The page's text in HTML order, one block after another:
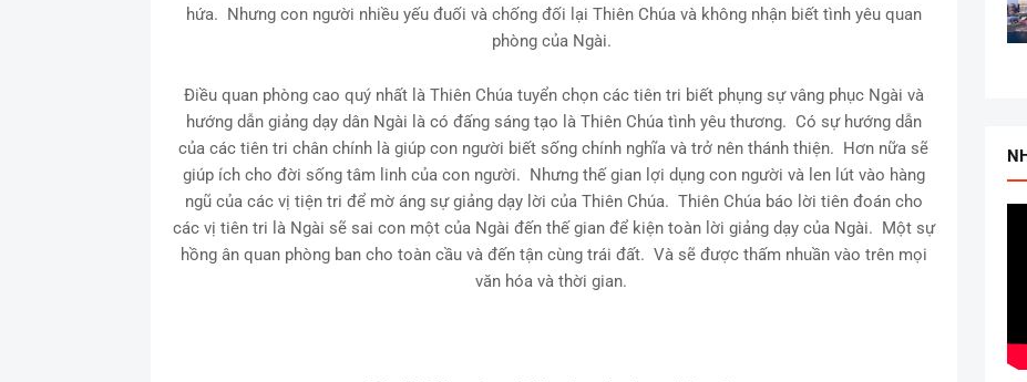
hứa. Nhưng con người nhiều yếu đuối và chống đối lại Thiên Chúa và không nhận biết tình yêu quan
phòng của Ngài.
Điều quan phòng cao quý nhất là Thiên Chúa tuyển chọn các tiên tri biết phụng sự vâng phục Ngài và
hướng dẫn giảng dạy dân Ngài là có đấng sáng tạo là Thiên Chúa tình yêu thương. Có sự hướng dẫn
của các tiên tri chân chính là giúp con người biết sống chính nghĩa và trở nên thánh thiện. Hơn nữa sẽ
giúp ích cho đời sống tâm linh của con người. Nhưng thế gian lợi dụng con người và len lút vào hàng
ngũ của các vị tiện tri để mờ áng sự giảng dạy lời của Thiên Chúa. Thiên Chúa báo lời tiên đoán cho
các vị tiên tri là Ngài sẽ sai con một của Ngài đến thế gian để kiện toàn lời giảng dạy của Ngài. Một sự
hồng ân quan phòng ban cho toàn cầu và đến tận cùng trái đất. Và sẽ được thấm nhuần vào trên mọi
văn hóa và thời gian.